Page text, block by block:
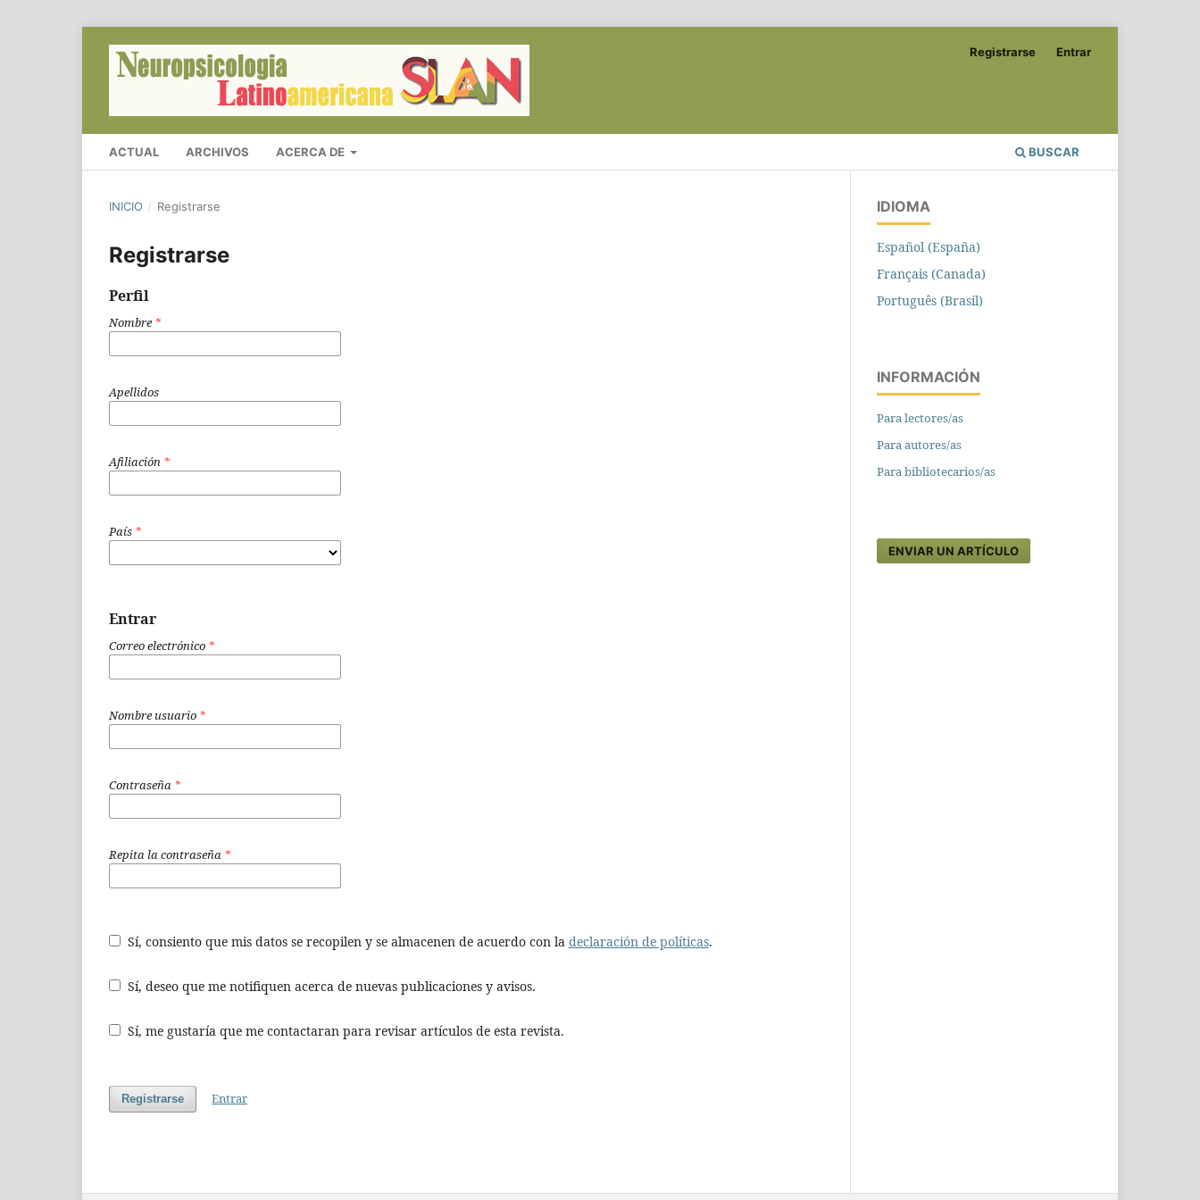
ACTUAL ARCHIVOS ACERCA DE BUSCAR
Registrarse Entrar
INICIO / Registrarse
Registrarse
Perfil
Nombre*
Apellidos
Afiliación *
País *
Entrar
Correo electrónico *
Nombre usuario *
Contraseña *
Repita la contraseña *
Sí, consiento que mis datos se recopilen y se almacenen de acuerdo con la declaración de políticas.
Sí, deseo que me notifiquen acerca de nuevas publicaciones y avisos.
Sí, me gustaría que me contactaran para revisar artículos de esta revista.
Registrarse Entrar
IDIOMA
Español (España)
Français (Canada)
Português (Brasil)
INFORMACIÓN
Para lectores/as
Para autores/as
Para bibliotecarios/as
ENVIAR UN ARTÍCULO